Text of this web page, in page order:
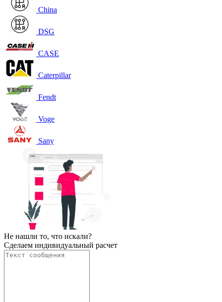
China
DSG
CASE
Caterpillar
Fendt
Voge
Sany
Не нашли то, что искали?
Сделаем индивидуальный расчет